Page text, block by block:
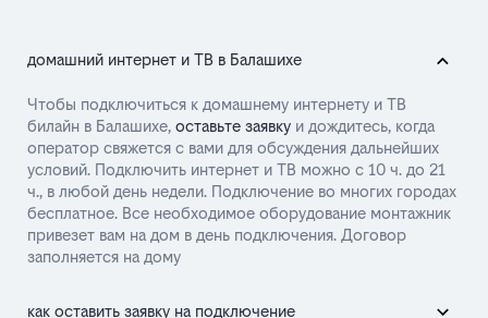
домашний интернет и ТВ в Балашихе
Чтобы подключиться к домашнему интернету и ТВ
билайн в Балашихе, оставьте заявкуи дождитесь, когда
оператор свяжется с вами для обсуждения дальнейших
условий. Подключить интернет и ТВ можно с 10 ч. до 21
ч., в любой день недели. Подключение во многих городах
бесплатное. Все необходимое оборудование монтажник
привезет вам на дом в день подключения. Договор
заполняется на дому
как оставить заявку на подключение